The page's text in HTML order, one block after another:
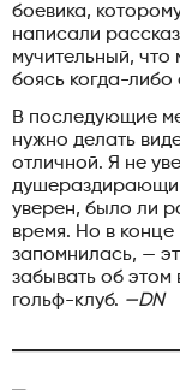
боевика,
написали
мучительный, что
боясь когда-либо
В последующие
нужно делать
отличной. Я не
уверен, было ли
время. Но в конце
запомнилась, —
забывать об
гольф-клуб. —DN